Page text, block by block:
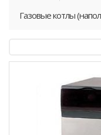
Газовые котлы